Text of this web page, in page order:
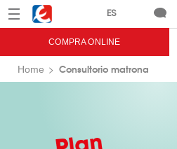
Menú Eroski
COMPRA ONLINE
Home Consultorio matrona